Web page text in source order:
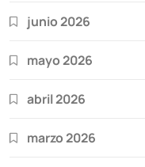
junio 2026
mayo 2026
abril 2026
marzo 2026